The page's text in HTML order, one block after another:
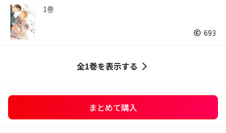
1巻
693
全1巻を表示する
まとめて購入